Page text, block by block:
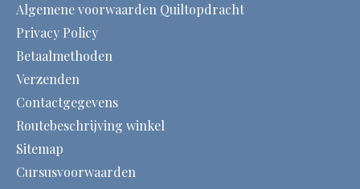
Algemene voorwaarden Quiltopdracht
Privacy Policy
Betaalmethoden
Verzenden
Contactgegevens
Routebeschrijving winkel
Sitemap
Cursusvoorwaarden